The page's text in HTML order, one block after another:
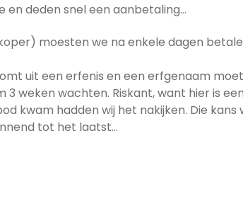
en deden snel een aanbetaling…
moesten we na enkele dagen
uit een erfenis en een erfgenaam
weken wachten. Riskant, want hier is
kwam hadden wij het nakijken. Die kans
tot het laatst…